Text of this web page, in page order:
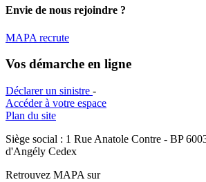
Envie de nous rejoindre ?
MAPA recrute
Vos démarche en ligne
Déclarer un sinistre -
Accéder à votre espace
Plan du site
Siège social : 1 Rue Anatole Contre - BP
d'Angély Cedex
Retrouvez MAPA sur